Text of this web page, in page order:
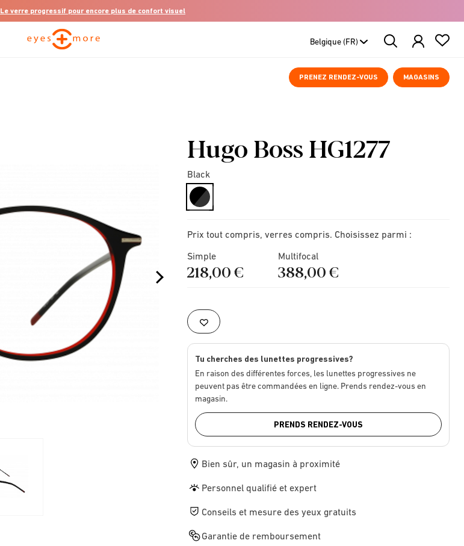
Le verre progressif pour encore plus de confort visuel
Search
Products
PRENEZ RENDEZ-VOUS MAGASINS
Hugo Boss HG1277
Black
selected
Prix tout compris, verres compris. Choisissez parmi :
Simple
218,00 €
Multifocal
388,00 €
Tu cherches des lunettes progressives?
En raison des différentes forces, les lunettes progressives ne
peuvent pas être commandées en ligne. Prends rendez-vous en
magasin.
PRENDS RENDEZ-VOUS
Bien sûr, un magasin à proximité
Personnel qualifié et expert
Conseils et mesure des yeux gratuits
Garantie de remboursement